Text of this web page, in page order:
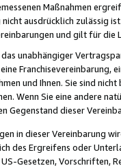
Maßnahmen
ausdrücklich zulässig
und gilt für die
unabhängiger
Franchisevereinbarung,
und Ihnen. Sie sind
Wenn Sie eine andere
Gegenstand dieser
in dieser Vereinbarung
des Ergreifens oder
Gesetzen, Vorschriften,